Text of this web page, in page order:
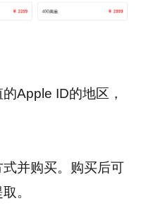
Apple ID的地区，
并购买。购买后可
。